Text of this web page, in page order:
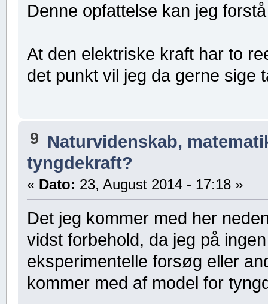
Denne opfattelse kan jeg
At den elektriske kraft har to
det punkt vil jeg da gerne sige
9 Naturvidenskab,
tyngdekraft?
« Dato: 23, August 2014 - 17:18 »
Det jeg kommer med her
vidst forbehold, da jeg på
eksperimentelle forsøg eller
kommer med af model for